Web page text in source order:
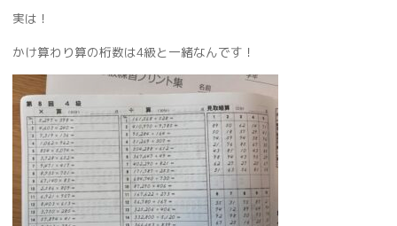
実は！
かけ算わり算の桁数は4級と一緒なんです！